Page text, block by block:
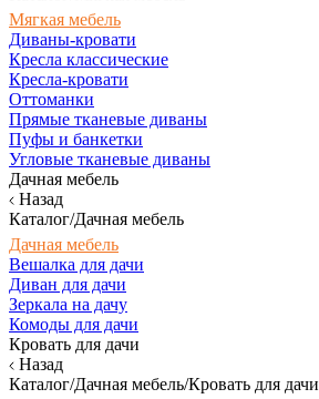
Мягкая мебель
Диваны-кровати
Кресла классические
Кресла-кровати
Оттоманки
Прямые тканевые диваны
Пуфы и банкетки
Угловые тканевые диваны
Дачная мебель
Назад
Каталог/Дачная мебель
Дачная мебель
Вешалка для дачи
Диван для дачи
Зеркала на дачу
Комоды для дачи
Кровать для дачи
Назад
Каталог/Дачная мебель/Кровать для дачи